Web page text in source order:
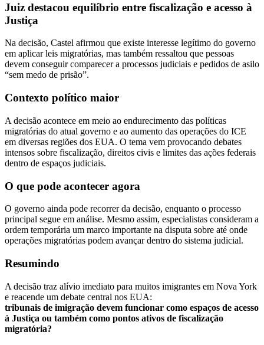
Juiz destacou equilíbrio entre fiscalização e acesso à
Justiça
Na decisão, Castel afirmou que existe interesse legítimo do governo
em aplicar leis migratórias, mas também ressaltou que pessoas
devem conseguir comparecer a processos judiciais e pedidos de asilo
“sem medo de prisão”.
Contexto político maior
A decisão acontece em meio ao endurecimento das políticas
migratórias do atual governo e ao aumento das operações do ICE
em diversas regiões dos EUA. O tema vem provocando debates
intensos sobre fiscalização, direitos civis e limites das ações federais
dentro de espaços judiciais.
O que pode acontecer agora
O governo ainda pode recorrer da decisão, enquanto o processo
principal segue em análise. Mesmo assim, especialistas consideram a
ordem temporária um marco importante na disputa sobre até onde
operações migratórias podem avançar dentro do sistema judicial.
Resumindo
A decisão traz alívio imediato para muitos imigrantes em Nova York
e reacende um debate central nos EUA:
tribunais de imigração devem funcionar como espaços de acesso
à Justiça ou também como pontos ativos de fiscalização
migratória?